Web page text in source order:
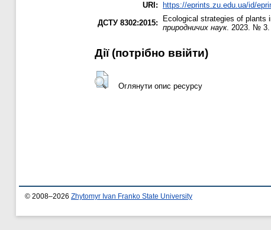
URI:
https://eprints.zu.edu.ua/id/
ДСТУ 8302:2015:
Ecological strategies of plants
природничих наук. 2023. № 3.
Дії ​​(потрібно ввійти)
Оглянути опис ресурсу
© 2008–2026 Zhytomyr Ivan Franko State University